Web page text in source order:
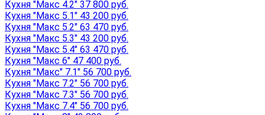
Кухня "Макс 4.2" 37 800 руб.
Кухня "Макс 5.1" 43 200 руб.
Кухня "Макс 5.2" 63 470 руб.
Кухня "Макс 5.3" 43 200 руб.
Кухня "Макс 5.4" 63 470 руб.
Кухня "Макс 6" 47 400 руб.
Кухня "Макс" 7.1" 56 700 руб.
Кухня "Макс 7.2" 56 700 руб.
Кухня "Макс 7.3" 56 700 руб.
Кухня "Макс 7.4" 56 700 руб.